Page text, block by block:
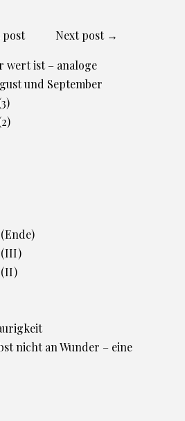
Next post →
wert ist – analoge
und September
(III)
(II)
nicht an Wunder – eine